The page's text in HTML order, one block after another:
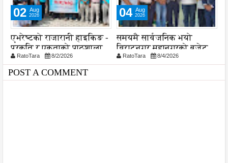
02 Aug
2026
एभरेष्टको राजारानी हाइकिङ -
प्रकृति र एकताको पाठशाला
RatoTara 8/2/2026
04 Aug
2026
समयमै सार्वजनिक भयो
विराटनगर महानगरको बजेट
पुस्तिका, कार्यान्वयन प्रक्रिया
पनि सुरु
RatoTara 8/4/2026
POST A COMMENT